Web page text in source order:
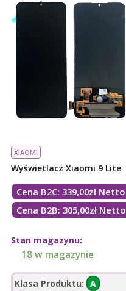
XIAOMI
Wyświetlacz Xiaomi 9 Lite
Cena B2C:339,00zł Netto
Cena B2B: 305,00zł Netto
Stan magazynu:
18 w magazynie
Klasa Produktu: A